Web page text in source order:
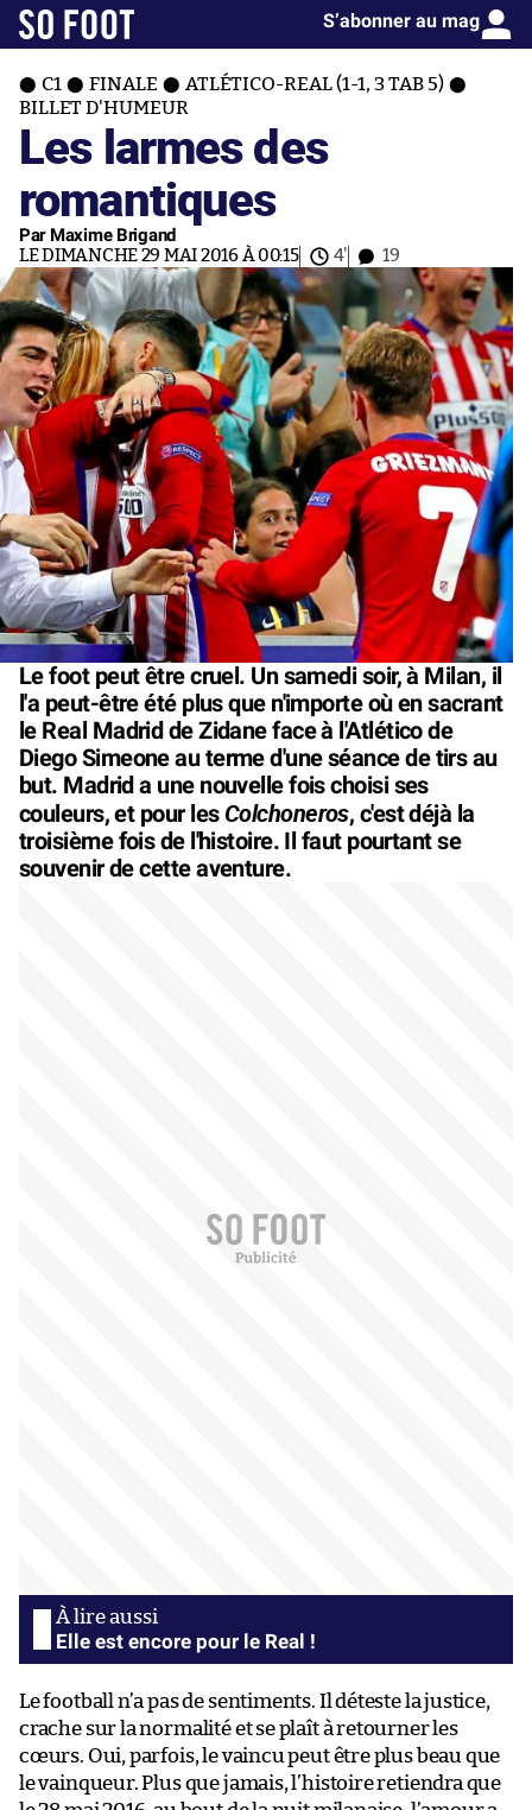
S’abonner au mag
C1 FINALE
ATLÉTICO-REAL (1-1, 3 TAB 5)
BILLET D'HUMEUR
Les larmes des
romantiques
Par Maxime Brigand
LE DIMANCHE 29 MAI 2016 À 00:15 4' 19
Le foot peut être cruel. Un samedi soir, à Milan, il
l'a peut-être été plus que n'importe où en sacrant
le Real Madrid de Zidane face à l'Atlético de
Diego Simeone au terme d'une séance de tirs au
but. Madrid a une nouvelle fois choisi ses
couleurs, et pour les Colchoneros, c'est déjà la
troisième fois de l'histoire. Il faut pourtant se
souvenir de cette aventure.
Elle est encore pour le Real !
Le football n’a pas de sentiments. Il déteste la justice,
crache sur la normalité et se plaît à retourner les
cœurs. Oui, parfois, le vaincu peut être plus beau que
le vainqueur. Plus que jamais, l’histoire retiendra que